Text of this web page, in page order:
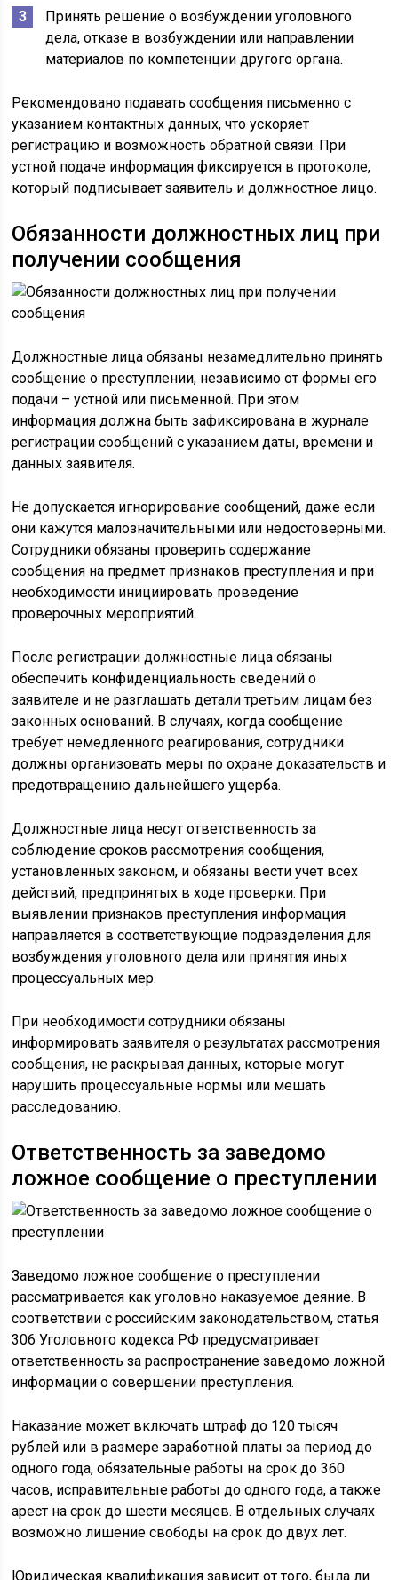
Принять решение о возбуждении уголовного
дела, отказе в возбуждении или направлении
материалов по компетенции другого органа.
Рекомендовано подавать сообщения письменно с
указанием контактных данных, что ускоряет
регистрацию и возможность обратной связи. При
устной подаче информация фиксируется в протоколе,
который подписывает заявитель и должностное лицо.
Обязанности должностных лиц при
получении сообщения
Должностные лица обязаны незамедлительно принять
сообщение о преступлении, независимо от формы его
подачи – устной или письменной. При этом
информация должна быть зафиксирована в журнале
регистрации сообщений с указанием даты, времени и
данных заявителя.
Не допускается игнорирование сообщений, даже если
они кажутся малозначительными или недостоверными.
Сотрудники обязаны проверить содержание
сообщения на предмет признаков преступления и при
необходимости инициировать проведение
проверочных мероприятий.
После регистрации должностные лица обязаны
обеспечить конфиденциальность сведений о
заявителе и не разглашать детали третьим лицам без
законных оснований. В случаях, когда сообщение
требует немедленного реагирования, сотрудники
должны организовать меры по охране доказательств и
предотвращению дальнейшего ущерба.
Должностные лица несут ответственность за
соблюдение сроков рассмотрения сообщения,
установленных законом, и обязаны вести учет всех
действий, предпринятых в ходе проверки. При
выявлении признаков преступления информация
направляется в соответствующие подразделения для
возбуждения уголовного дела или принятия иных
процессуальных мер.
При необходимости сотрудники обязаны
информировать заявителя о результатах рассмотрения
сообщения, не раскрывая данных, которые могут
нарушить процессуальные нормы или мешать
расследованию.
Ответственность за заведомо
ложное сообщение о преступлении
Заведомо ложное сообщение о преступлении
рассматривается как уголовно наказуемое деяние. В
соответствии с российским законодательством, статья
306 Уголовного кодекса РФ предусматривает
ответственность за распространение заведомо ложной
информации о совершении преступления.
Наказание может включать штраф до 120 тысяч
рублей или в размере заработной платы за период до
одного года, обязательные работы на срок до 360
часов, исправительные работы до одного года, а также
арест на срок до шести месяцев. В отдельных случаях
возможно лишение свободы на срок до двух лет.
Юридическая квалификация зависит от того, была ли